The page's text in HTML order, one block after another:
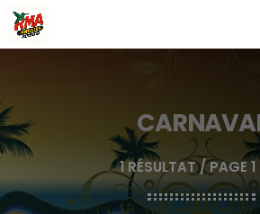
1 RÉSULTAT / PAGE 1